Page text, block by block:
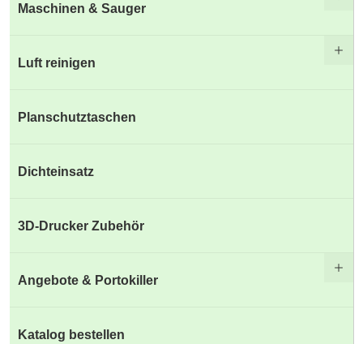
Maschinen & Sauger
Luft reinigen
Planschutztaschen
Dichteinsatz
3D-Drucker Zubehör
Angebote & Portokiller
Katalog bestellen